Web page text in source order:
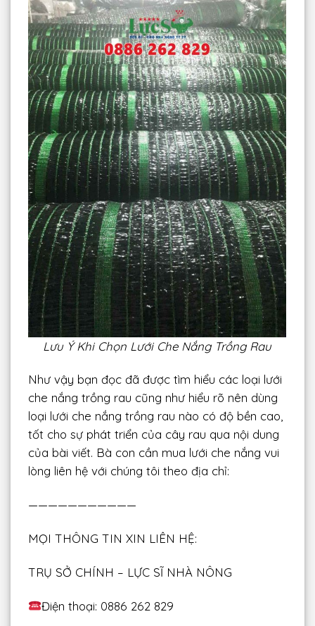
Lưu Ý Khi Chọn Lưới Che Nắng Trồng Rau
Như vậy bạn đọc đã được tìm hiểu các loại lưới
che nắng trồng rau cũng như hiểu rõ nên dùng
loại lưới che nắng trồng rau nào có độ bền cao,
tốt cho sự phát triển của cây rau qua nội dung
của bài viết. Bà con cần mua lưới che nắng vui
lòng liên hệ với chúng tôi theo địa chỉ:
———————————
MỌI THÔNG TIN XIN LIÊN HỆ:
TRỤ SỞ CHÍNH – LỰC SĨ NHÀ NÔNG
Điện thoại: 0886 262 829